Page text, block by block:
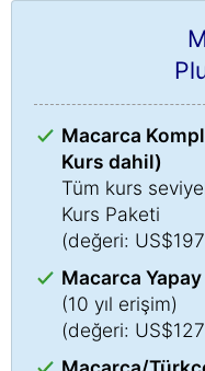
Macarca
Kurs dahil)
Tüm kurs
Kurs Paketi
(değeri:
Macarca
(10 yıl erişim)
(değeri: